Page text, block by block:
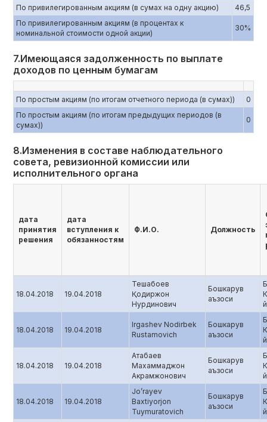
По привилегированным акциям (в сумах на одну акцию)
46,5
По привилегированным акциям (в процентах к
номинальной стоимости одной акции)
30%
7.Имеющаяся задолженность по выплате
доходов по ценным бумагам
По простым акциям (по итогам отчетного периода (в сумах))
0
По простым акциям (по итогам предыдущих периодов (в
сумах))
0
8.Изменения в составе наблюдательного
совета, ревизионной комиссии или
исполнительного органа
дата
принятия
решения
дата
вступления к
обязанностям
Ф.И.О. Должность
18.04.2018 19.04.2018
Тешабоев
Қодиржон
Нурдинович
Бошкарув
аъзоси
18.04.2018 19.04.2018
Irgashev Nodirbek
Rustamovich
Бошкарув
аъзоси
18.04.2018 19.04.2018
Атабаев
Махаммаджон
Акрамжонович
Бошкарув
аъзоси
18.04.2018 19.04.2018
Jo’rayev
Baxtiyorjon
Tuymuratovich
Бошкарув
аъзоси